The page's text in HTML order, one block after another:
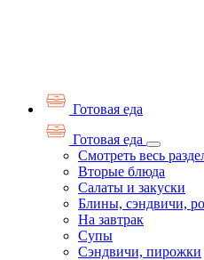
Готовая еда
Готовая еда
Смотреть весь
Вторые блюда
Салаты и закуски
Блины, сэндвичи,
На завтрак
Супы
Сэндвичи, пирожки